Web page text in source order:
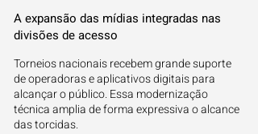
A expansão das mídias integradas nas
divisões de acesso
Torneios nacionais recebem grande suporte
de operadoras e aplicativos digitais para
alcançar o público. Essa modernização
técnica amplia de forma expressiva o alcance
das torcidas.